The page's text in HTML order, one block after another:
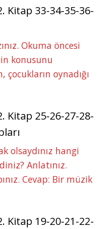
Kitap 33-34-35-36-
Okuma öncesi
konusunu
çocukların oynadığı
Kitap 25-26-27-28-
olsaydınız hangi
Anlatınız.
Cevap: Bir müzik
Kitap 19-20-21-22-